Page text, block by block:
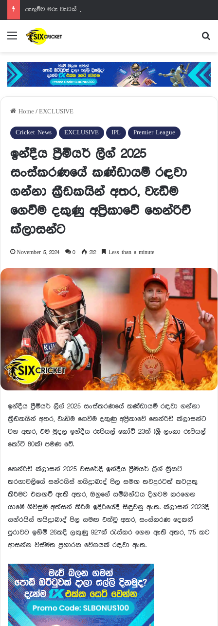
පැතුම්ට මරු වැඩක් වෙන්නයි යන්නේ
Menu
Home / EXCLUSIVE
Cricket News EXCLUSIVE IPL Premier League
ඉන්දීය ප්‍රීමියර් ලීග් 2025
සංස්කරණයේ කණ්ඩායම් රඳවා
ගන්නා ක්‍රීඩකයින් අතර, වැඩිම
ගෙවීම දකුණු අප්‍රිකාවේ හෙන්රිච්
ක්ලාසන්ට
November 5, 2024 0 212 Less than a minute
ඉන්දීය ප්‍රීමියර් ලීග් 2025 සංස්කරණයේ කණ්ඩායම් රඳවා ගන්නා
ක්‍රීඩකයින් අතර, වැඩිම ගෙවීම දකුණු අප්‍රිකාවේ හෙන්රිච් ක්ලාසන්ට
වන අතර, එම මුදල ඉන්දීය රුපියල් කෝටි 23ක් (ශ්‍රී ලංකා රුපියල්
කෝටි 80ක්) පමණ වේ.
හෙන්රිච් ක්ලාසන් 2025 වසරේදී ඉන්දීය ප්‍රීමියර් ලීග් ක්‍රිකට්
තරගාවලියේ සන්රයිස් හයිද්‍රාබාද් පිල සමඟ තවදුරටත් කටයුතු
කිරීමට එකඟවී ඇති අතර, ඔහුගේ සම්බන්ධය දිගටම කරගෙන
යාමේ ගිවිසුම් අත්සන් කිරීම ඉදිරියේදී සිඳුවනු ඇත. ක්ලාසන් 2023දී
සන්රයිස් හයිද්‍රාබාද් පිල සමඟ එක්වූ අතර, සංස්කරණ දෙකක්
පුරාවට ඉනිම් 26කදී ලකුණු 927ක් රැස්කර ගෙන ඇති අතර, 175 කට
ආසන්න විස්මිත ප්‍රහාරක වේගයක් රඳවා ඇත.